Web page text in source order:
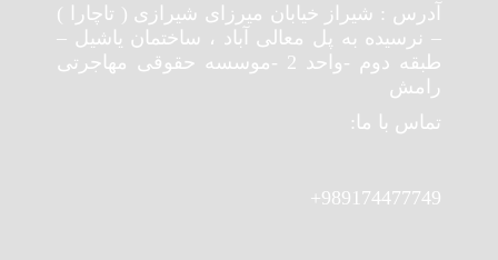
آدرس : شیراز خیابان میرزای شیرازی ( تاچارا )
– نرسیده به پل معالی آباد ، ساختمان یاشیل –
طبقه دوم -واحد 2 -موسسه حقوقی مهاجرتی
رامش
تماس با ما:
989174477749+